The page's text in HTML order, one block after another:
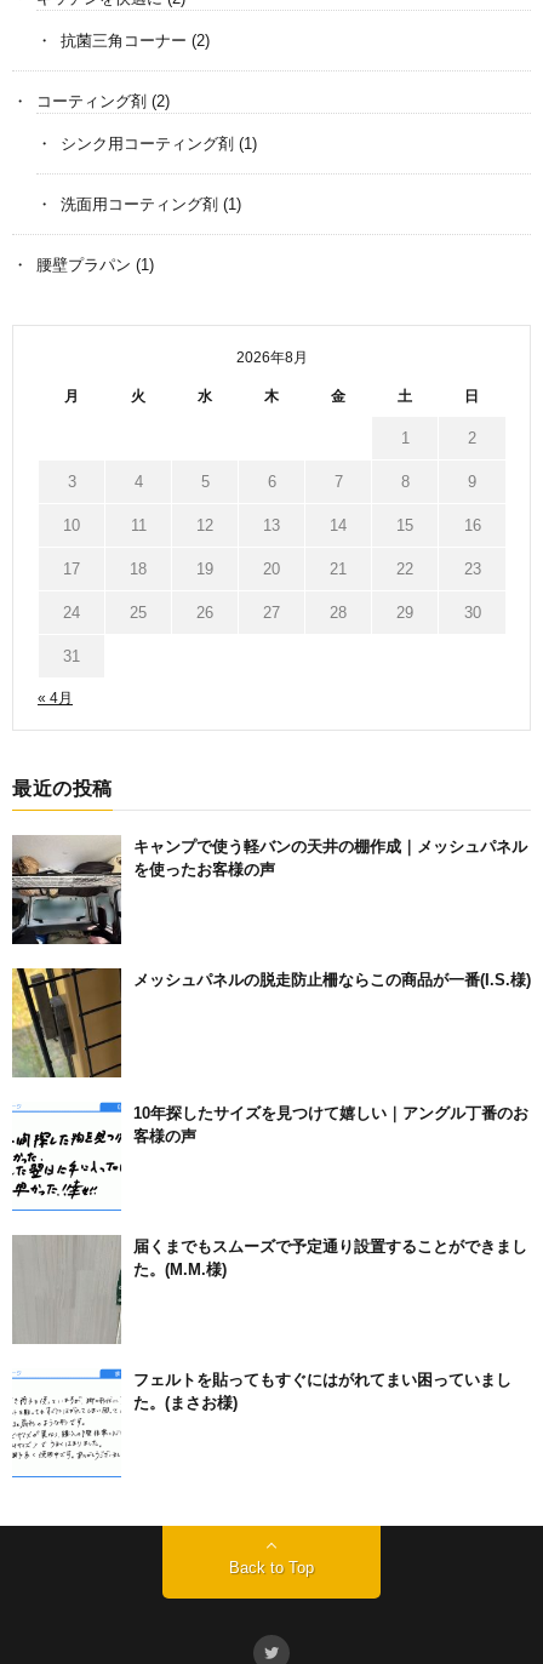
抗菌三角コーナー (2)
コーティング剤 (2)
シンク用コーティング剤 (1)
洗面用コーティング剤 (1)
腰壁プラパン (1)
2026年8月
月 火 水 木 金 土 日
« 4月
1 2
3 4 5 6 7 8 9
10 11 12 13 14 15 16
17 18 19 20 21 22 23
24 25 26 27 28 29 30
31
最近の投稿
キャンプで使う軽バンの天井の棚作成｜メッシュパネル
を使ったお客様の声
メッシュパネルの脱走防止柵ならこの商品が一番(I.S.様)
10年探したサイズを見つけて嬉しい｜アングル丁番のお
客様の声
届くまでもスムーズで予定通り設置することができまし
た。(M.M.様)
フェルトを貼ってもすぐにはがれてまい困っていまし
た。(まさお様)
Back to Top